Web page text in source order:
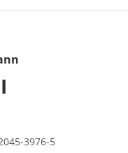
3976-5